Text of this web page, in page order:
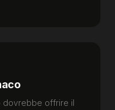
dovrebbe offrire il